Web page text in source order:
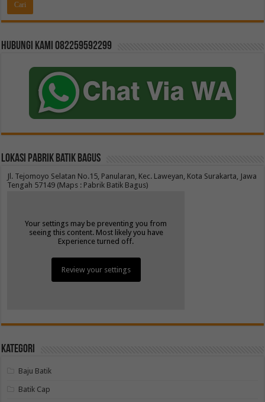
Hubungi kami 082259592299
Lokasi Pabrik Batik Bagus
Jl. Tejomoyo Selatan No.15, Panularan, Kec. Laweyan, Kota Surakarta, Jawa
Tengah 57149 (Maps : Pabrik Batik Bagus)
Your settings may be preventing you from
seeing this content. Most likely you have
Experience turned off.
Review your settings
Kategori
Baju Batik
Batik Cap